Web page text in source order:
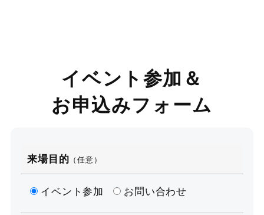
イベント参加＆
お申込みフォーム
来場目的 （任意）
イベント参加 お問い合わせ